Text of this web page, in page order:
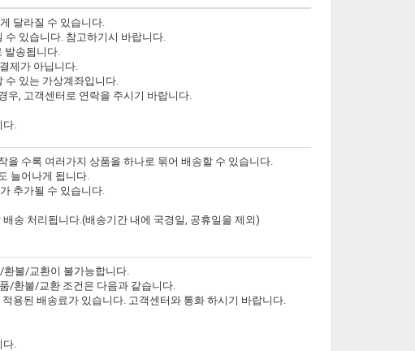
달라질 수 있습니다.
있습니다. 참고하기시 바랍니다.
발송됩니다.
제가 아닙니다.
있는 가상계좌입니다.
우, 고객센터로 연락을 주시기 바랍니다.
.
수록 여러가지 상품을 하나로 묶어 배송할 수 있습니다.
늘어나게 됩니다.
추가될 수 있습니다.
송 처리됩니다.(배송기간 내에 국경일, 공휴일을 제외)
불/교환이 불가능합니다.
/환불/교환 조건은 다음과 같습니다.
용된 배송료가 있습니다. 고객센터와 통화 하시기 바랍니다.
.